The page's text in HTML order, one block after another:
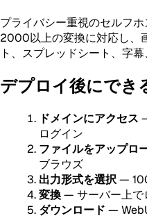
プライバシー重視のセルフホ
2000以上の変換に対応し、
ト、スプレッドシート、字幕
デプロイ後にでき
ドメインにアクセス
ログイン
ファイルをアップロ
ブラウズ
出力形式を選択—
変換— サーバー上で
ダウンロード —